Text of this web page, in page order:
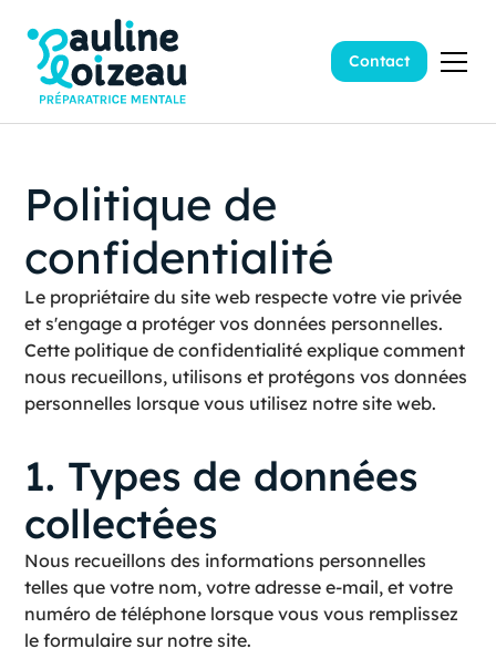
Contact
Politique de
confidentialité
Le propriétaire du site web respecte votre vie privée
et s'engage a protéger vos données personnelles.
Cette politique de confidentialité explique comment
nous recueillons, utilisons et protégons vos données
personnelles lorsque vous utilisez notre site web.
1. Types de données
collectées
Nous recueillons des informations personnelles
telles que votre nom, votre adresse e-mail, et votre
numéro de téléphone lorsque vous vous remplissez
le formulaire sur notre site.